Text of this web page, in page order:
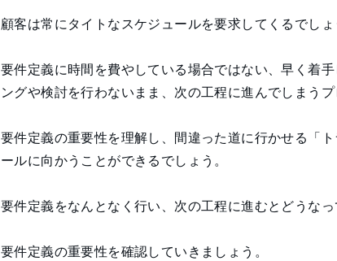
顧客は常にタイトなスケジュールを要求してくるでしょ
要件定義に時間を費やしている場合ではない、早く着
ングや検討を行わないまま、次の工程に進んでしまうプ
要件定義の重要性を理解し、間違った道に行かせる「
ールに向かうことができるでしょう。
要件定義をなんとなく行い、次の工程に進むとどうなっ
要件定義の重要性を確認していきましょう。